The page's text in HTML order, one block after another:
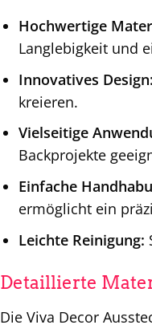
Hochwertige
Langlebigkeit und
Innovatives Design:
kreieren.
Vielseitige
Backprojekte
Einfache
ermöglicht ein
Leichte Reinigung:
Detaillierte
Die Viva Decor